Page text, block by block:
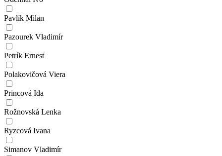
Pavlík Milan
Pazourek Vladimír
Petrík Ernest
Polakovičová Viera
Princová Ida
Rožnovská Lenka
Ryzcová Ivana
Simanov Vladimír